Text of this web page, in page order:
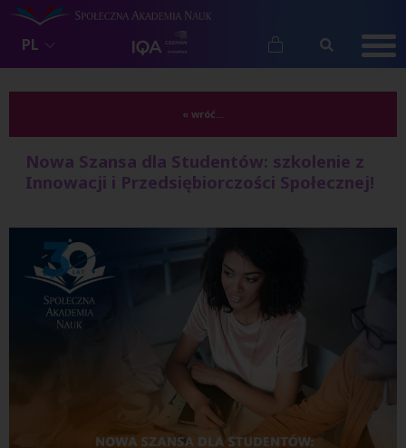
PL
« wróć...
Nowa Szansa dla Studentów: szkolenie z
Innowacji i Przedsiębiorczości Społecznej!